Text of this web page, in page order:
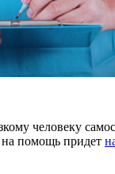
человеку
на помощь придет